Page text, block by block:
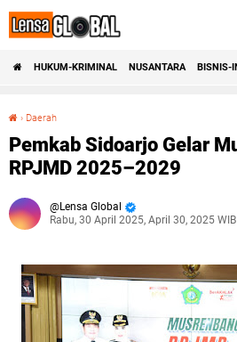
HUKUM-KRIMINAL NUSANTARA BISNIS-
› Daerah
Pemkab Sidoarjo Gelar
RPJMD 2025–2029
Lensa Global
Rabu, 30 April 2025, April 30, 2025 WIB